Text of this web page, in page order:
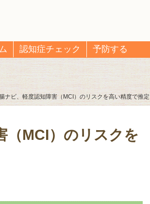
認知症チェック 予防する
ナビ、軽度認知障害（MCI）のリスクを高い精度で推定
（MCI）のリスクを